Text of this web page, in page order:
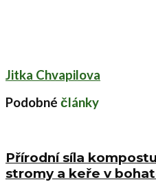
Jitka Chvapilova
Podobné články
Přírodní síla
stromy a keře v